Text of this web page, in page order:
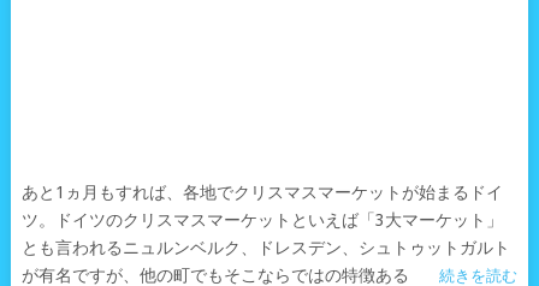
あと1ヵ月もすれば、各地でクリスマスマーケットが始まるドイ
ツ。ドイツのクリスマスマーケットといえば「3大マーケット」
とも言われるニュルンベルク、ドレスデン、シュトゥットガルト
が有名ですが、他の町でもそこならではの特徴ある
続きを読む